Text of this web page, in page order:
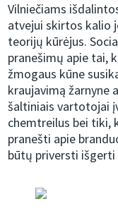
Vilniečiams
atvejui skirtos kalio
teorijų kūrėjus.
pranešimų apie tai,
žmogaus kūne
kraujavimą žarnyne
šaltiniais vartotojai
chemtreilus bei tiki,
pranešti apie
būtų priversti